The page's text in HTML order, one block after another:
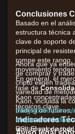
Conclusiones
Basado en el
estructura técnica
clave de soporte
principal de
rompe este
movimiento
En general, el
fase de
Kaon
técnicos clave.
Indicadores
RSI: El valor
Ahora que ya
de comprar y
cripto eligen
variedad de
Kaon, incluida la
trading de futuros,
ofrece una de las
ventajosas de
¡Regístrate para
empieza a tradear